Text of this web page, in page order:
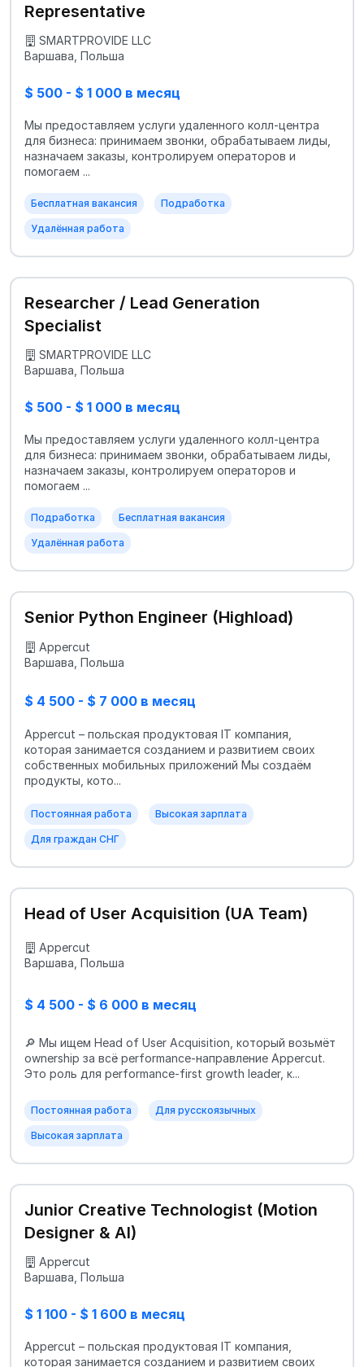
Representative
SMARTPROVIDE LLC
Варшава, Польша
$ 500 - $ 1 000 в месяц
Мы предоставляем услуги удаленного колл-центра
для бизнеса: принимаем звонки, обрабатываем лиды,
назначаем заказы, контролируем операторов и
помогаем ...
Бесплатная вакансия Подработка
Удалённая работа
Researcher / Lead Generation
Specialist
SMARTPROVIDE LLC
Варшава, Польша
$ 500 - $ 1 000 в месяц
Мы предоставляем услуги удаленного колл-центра
для бизнеса: принимаем звонки, обрабатываем лиды,
назначаем заказы, контролируем операторов и
помогаем ...
Подработка Бесплатная вакансия
Удалённая работа
Senior Python Engineer (Highload)
Appercut
Варшава, Польша
$ 4 500 - $ 7 000 в месяц
Appercut – польская продуктовая IT компания,
которая занимается созданием и развитием своих
собственных мобильных приложений Мы создаём
продукты, кото...
Постоянная работа Высокая зарплата
Для граждан СНГ
Head of User Acquisition (UA Team)
Appercut
Варшава, Польша
$ 4 500 - $ 6 000 в месяц
🔎 Мы ищем Head of User Acquisition, ĸоторый возьмёт
ownership за всё performance-направление Appercut.
Это роль для performance-first growth leader, ĸ...
Постоянная работа Для русскоязычных
Высокая зарплата
Junior Creative Technologist (Motion
Designer & AI)
Appercut
Варшава, Польша
$ 1 100 - $ 1 600 в месяц
Appercut – польская продуктовая IT компания,
которая занимается созданием и развитием своих